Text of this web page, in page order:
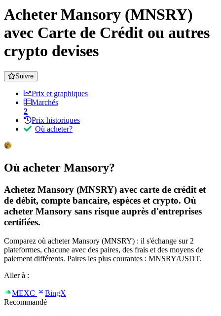
Acheter Mansory (MNSRY)
avec Carte de Crédit ou autres
crypto devises
Suivre
Prix et graphiques
Marchés
2
Prix historiques
Où acheter?
Où acheter Mansory?
Achetez Mansory (MNSRY) avec carte de crédit et
de débit, compte bancaire, espèces et crypto. Où
acheter Mansory sans risque auprès d'entreprises
certifiées.
Comparez où acheter Mansory (MNSRY) : il s'échange sur 2
plateformes, chacune avec des paires, des frais et des moyens de
paiement différents. Paires les plus courantes : MNSRY/USDT.
Aller à :
MEXC
BingX
Recommandé